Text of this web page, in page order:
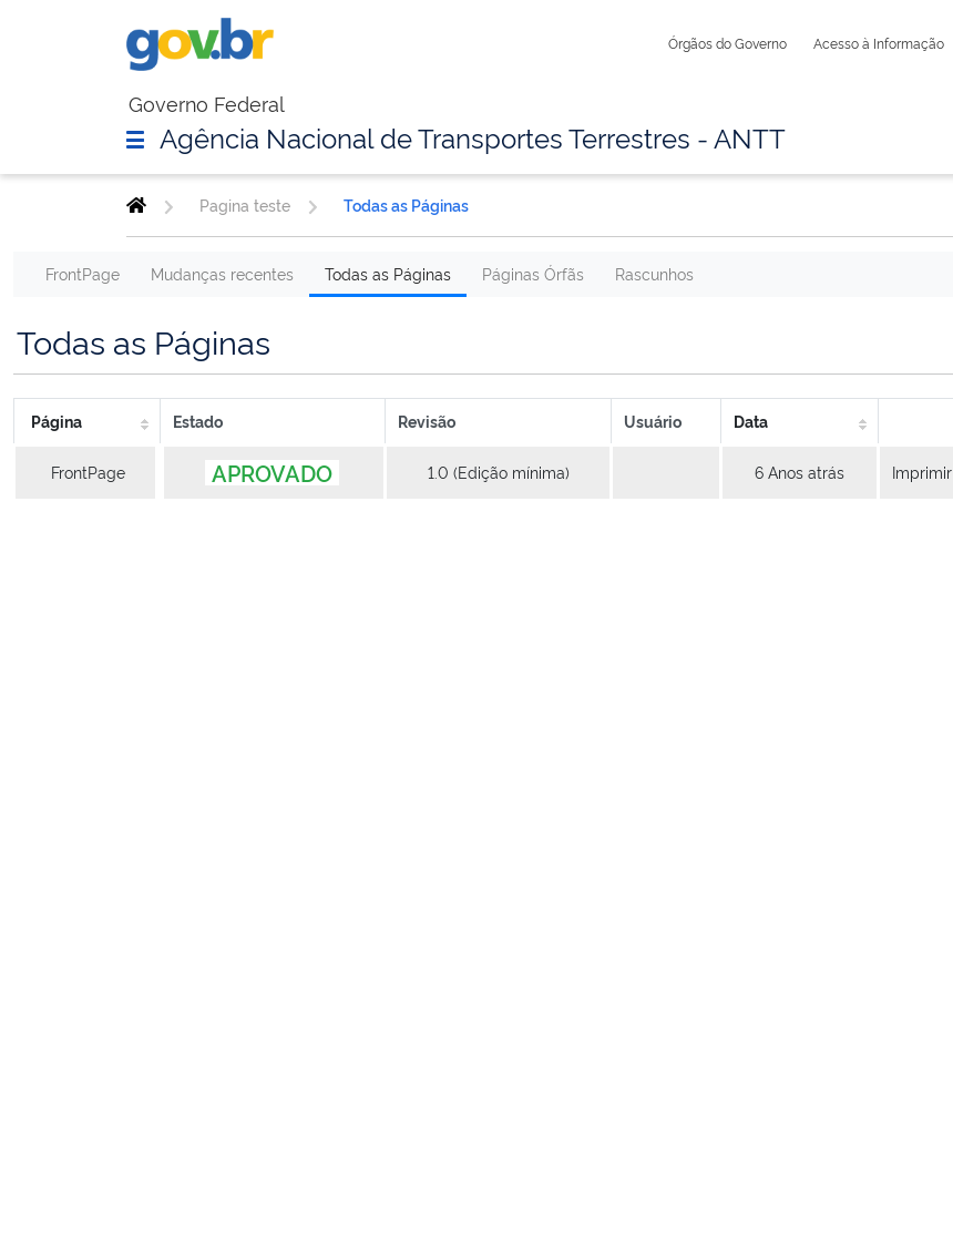
Órgãos do Governo Acesso à Informação
Governo Federal
Agência Nacional de Transportes Terrestres - ANTT
Pagina teste Todas as Páginas
FrontPage Mudanças recentes Todas as Páginas Páginas Órfãs Rascunhos
Todas as Páginas
Página Estado Revisão Usuário Data
FrontPage APROVADO 1.0 (Edição mínima) 6 Anos atrás Imprimir